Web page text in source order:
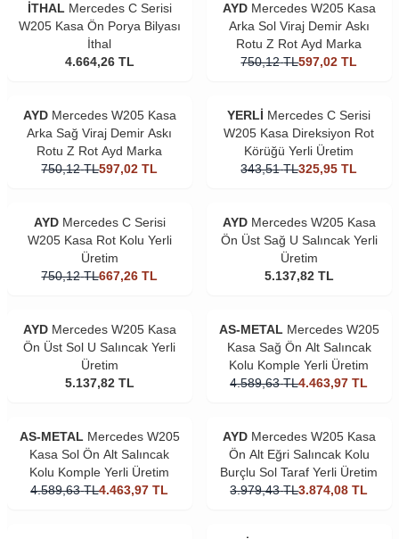
İTHAL Mercedes C Serisi
W205 Kasa Ön Porya Bilyası
İthal
4.664,26 TL
AYD Mercedes W205 Kasa
Arka Sol Viraj Demir Askı
Rotu Z Rot Ayd Marka
750,12 TL597,02 TL
AYD Mercedes W205 Kasa
Arka Sağ Viraj Demir Askı
Rotu Z Rot Ayd Marka
750,12 TL597,02 TL
YERLİ Mercedes C Serisi
W205 Kasa Direksiyon Rot
Körüğü Yerli Üretim
343,51 TL325,95 TL
AYD Mercedes C Serisi
W205 Kasa Rot Kolu Yerli
Üretim
750,12 TL667,26 TL
AYD Mercedes W205 Kasa
Ön Üst Sağ U Salıncak Yerli
Üretim
5.137,82 TL
AYD Mercedes W205 Kasa
Ön Üst Sol U Salıncak Yerli
Üretim
5.137,82 TL
AS-METAL Mercedes W205
Kasa Sağ Ön Alt Salıncak
Kolu Komple Yerli Üretim
4.589,63 TL4.463,97 TL
AS-METAL Mercedes W205
Kasa Sol Ön Alt Salıncak
Kolu Komple Yerli Üretim
4.589,63 TL4.463,97 TL
AYD Mercedes W205 Kasa
Ön Alt Eğri Salıncak Kolu
Burçlu Sol Taraf Yerli Üretim
3.979,43 TL3.874,08 TL